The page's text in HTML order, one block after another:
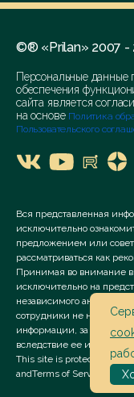
©® «Prilan» 2007 -
Персональные данные
обеспечения
сайта является
на основе Политика
Пользовательского
Вся представленная
исключительно
предложением или
рассматриваться как
Принимая во внимание
исключительно на
независимого анализа.
сотрудники не несут
информации, за прямой
вследствие ее
This site is protected by
andTerms of Service apply.